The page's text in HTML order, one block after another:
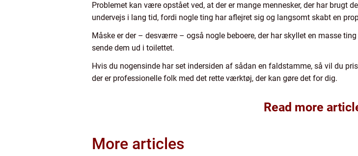
Problemet kan være opstået ved, at der er mange mennesker, der har brugt
undervejs i lang tid, fordi nogle ting har aflejret sig og langsomt skabt en
Måske er der – desværre – også nogle beboere, der har skyllet en masse
sende dem ud i toilettet.
Hvis du nogensinde har set indersiden af sådan en faldstamme, så vil du
der er professionelle folk med det rette værktøj, der kan gøre det for dig.
Read more
More articles